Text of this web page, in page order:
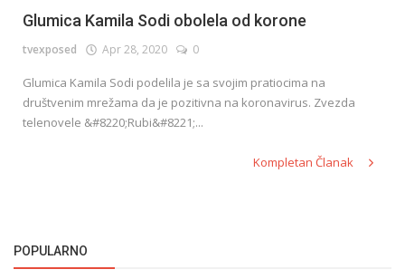
Glumica Kamila Sodi obolela od korone
tvexposed Apr 28, 2020 0
Glumica Kamila Sodi podelila je sa svojim pratiocima na
društvenim mrežama da je pozitivna na koronavirus. Zvezda
telenovele &#8220;Rubi&#8221;...
Kompletan Članak
POPULARNO